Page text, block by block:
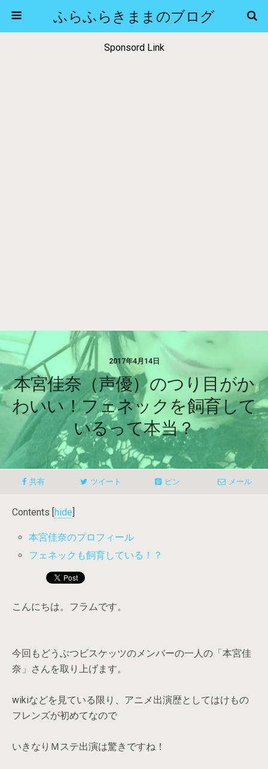
ふらふらきままのブログ
Sponsord Link
2017年4月14日
本宮佳奈（声優）のつり目がか
わいい！フェネックを飼育して
いるって本当？
共有 ツイート ピン メール
Contents [hide]
本宮佳奈のプロフィール
フェネックも飼育している！？
こんにちは。フラムです。
今回もどうぶつビスケッツのメンバーの一人の「本宮佳
奈」さんを取り上げます。
wikiなどを見ている限り、アニメ出演歴としてはけもの
フレンズが初めてなので
いきなりＭステ出演は驚きですね！